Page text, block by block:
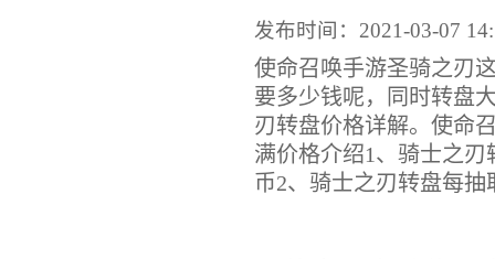
发布时间：2021-03-07
使命召唤手游圣骑之刃
要多少钱呢，同时转盘
刃转盘价格详解。使命
满价格介绍1、骑士之
币2、骑士之刃转盘每抽